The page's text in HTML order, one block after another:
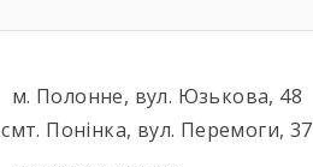
м. Полонне, вул. Юзькова, 48
смт. Понінка, вул. Перемоги, 37